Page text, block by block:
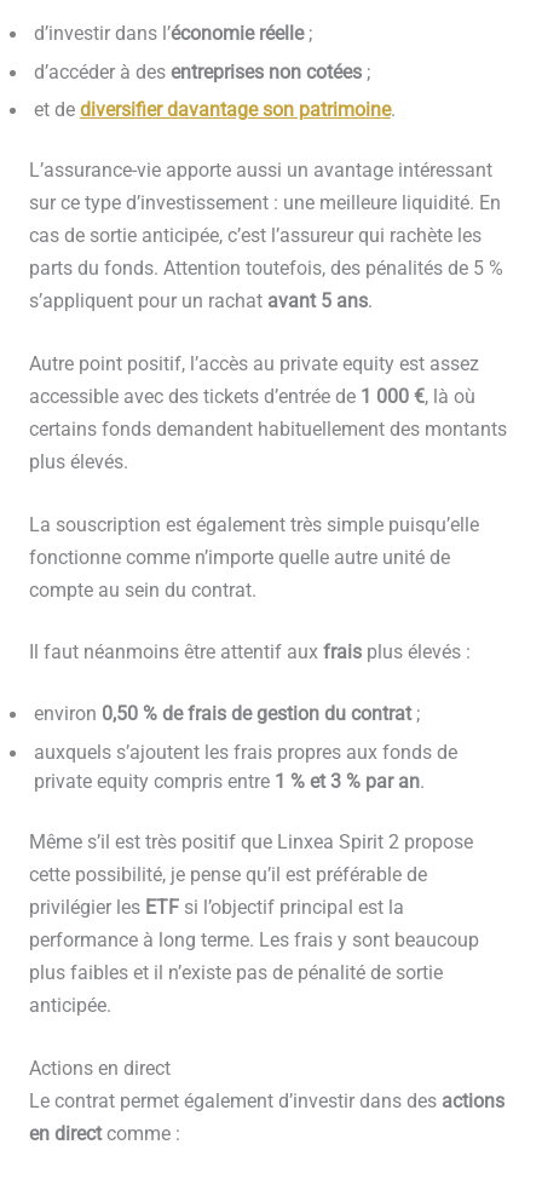
d’investir dans l’économie réelle;
d’accéder à des entreprises non cotées;
et de diversifier davantage son patrimoine.
L’assurance-vie apporte aussi un avantage intéressant
sur ce type d’investissement : une meilleure liquidité. En
cas de sortie anticipée, c’est l’assureur qui rachète les
parts du fonds. Attention toutefois, des pénalités de 5 %
s’appliquent pour un rachat avant 5 ans.
Autre point positif, l’accès au private equity est assez
accessible avec des tickets d’entrée de 1 000 €, là où
certains fonds demandent habituellement des montants
plus élevés.
La souscription est également très simple puisqu’elle
fonctionne comme n’importe quelle autre unité de
compte au sein du contrat.
Il faut néanmoins être attentif aux fraisplus élevés :
environ 0,50 % de frais de gestion du contrat;
auxquels s’ajoutent les frais propres aux fonds de
private equity compris entre 1 % et 3 % par an.
Même s’il est très positif que Linxea Spirit 2 propose
cette possibilité, je pense qu’il est préférable de
privilégier les ETFsi l’objectif principal est la
performance à long terme. Les frais y sont beaucoup
plus faibles et il n’existe pas de pénalité de sortie
anticipée.
Actions en direct
Le contrat permet également d’investir dans des actions
en directcomme :